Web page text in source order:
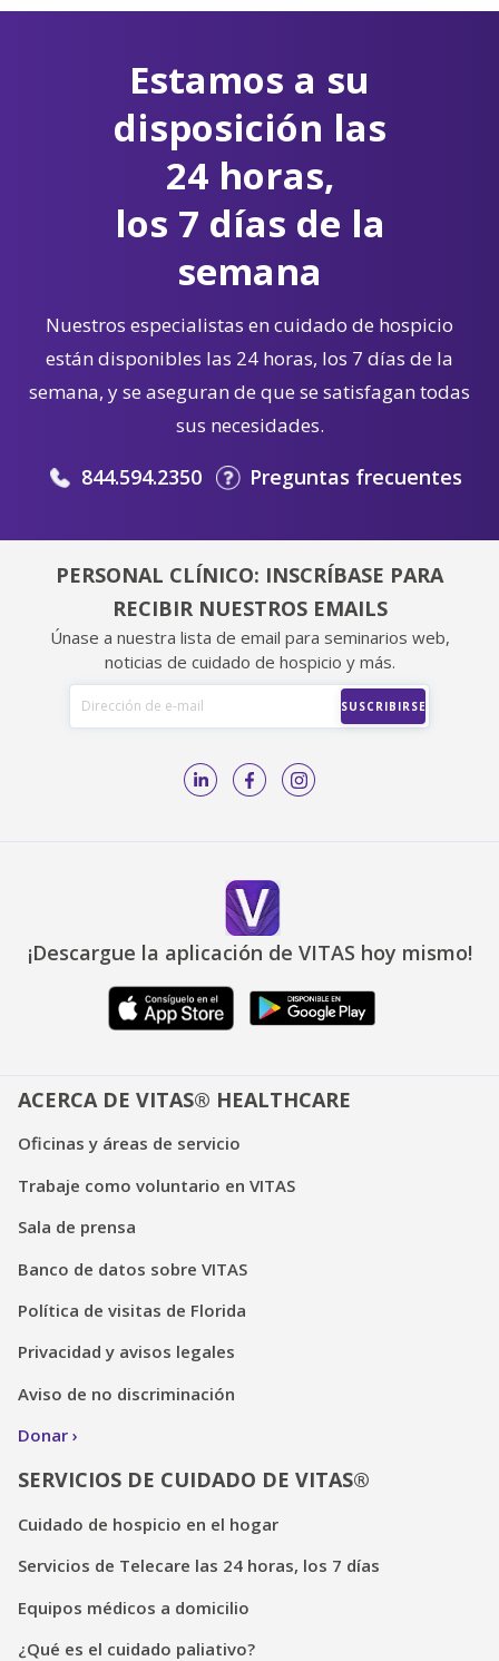
Estamos a su
disposición las
24 horas,
los 7 días de la
semana
Nuestros especialistas en cuidado de hospicio
están disponibles las 24 horas, los 7 días de la
semana, y se aseguran de que se satisfagan todas
sus necesidades.
844.594.2350 Preguntas frecuentes
PERSONAL CLÍNICO: INSCRÍBASE PARA
RECIBIR NUESTROS EMAILS
Únase a nuestra lista de email para seminarios web,
noticias de cuidado de hospicio y más.
¡Descargue la aplicación de VITAS hoy mismo!
ACERCA DE VITAS® HEALTHCARE
Oficinas y áreas de servicio
Trabaje como voluntario en VITAS
Sala de prensa
Banco de datos sobre VITAS
Política de visitas de Florida
Privacidad y avisos legales
Aviso de no discriminación
Donar
SERVICIOS DE CUIDADO DE VITAS®
Cuidado de hospicio en el hogar
Servicios de Telecare las 24 horas, los 7 días
Equipos médicos a domicilio
¿Qué es el cuidado paliativo?